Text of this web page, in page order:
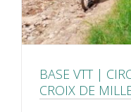
BASE VTT |
CROIX DE